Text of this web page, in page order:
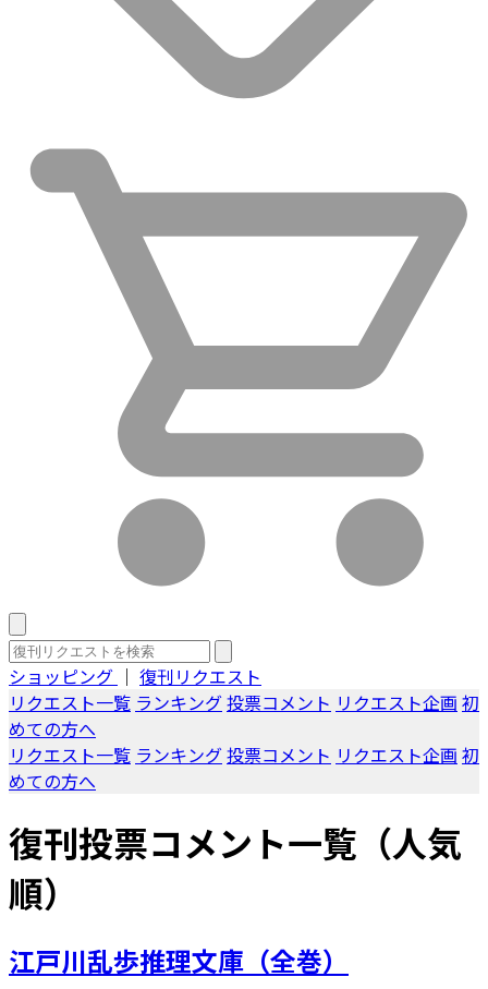
ショッピング ｜ 復刊リクエスト
リクエスト一覧 ランキング投票コメント リクエスト企画 初
めての方へ
リクエスト一覧 ランキング投票コメント リクエスト企画 初
めての方へ
復刊投票コメント一覧（人気
順）
江戸川乱歩推理文庫（全巻）